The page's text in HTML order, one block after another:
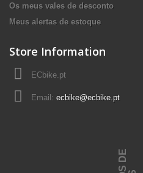
Os meus vales de desconto
Meus alertas de estoque
Store Information
ECbike.pt
Email: ecbike@ecbike.pt